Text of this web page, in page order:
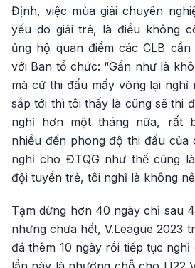
Định, việc mùa giải chuyên
yếu do giải trẻ, là điều không
ủng hộ quan điểm các CLB
với Ban tổ chức: “Gần như là
mà cứ thi đấu mấy vòng lại nghỉ
sắp tới thì tôi thấy là cũng sẽ thi
nghỉ hơn một tháng nữa, rất
nhiều đến phong độ thi đấu của
nghỉ cho ĐTQG như thế cũng
đội tuyển trẻ, tôi nghĩ là không
Tạm dừng hơn 40 ngày chỉ sau
nhưng chưa hết, V.League 2023
đá thêm 10 ngày rồi tiếp tục nghỉ